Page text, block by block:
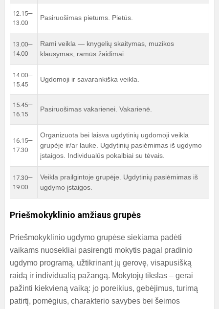
12.15—
13.00
Pasiruošimas pietums. Pietūs.
13.00—
14.00
Rami veikla — knygelių skaitymas, muzikos
klausymas, ramūs žaidimai.
14.00—
15.45
Ugdomoji ir savarankiška veikla.
15.45—
16.15
Pasiruošimas vakarienei. Vakarienė.
16.15—
17.30
Organizuota bei laisva ugdytinių ugdomoji veikla
grupėje ir/ar lauke. Ugdytinių pasiėmimas iš ugdymo
įstaigos. Individualūs pokalbiai su tėvais.
17.30—
19.00
Veikla prailgintoje grupėje. Ugdytinių pasiėmimas iš
ugdymo įstaigos.
Priešmokyklinio amžiaus grupės
Priešmokyklinio ugdymo grupėse siekiama padėti
vaikams nuosekliai pasirengti mokytis pagal pradinio
ugdymo programą, užtikrinant jų gerovę, visapusišką
raidą ir individualią pažangą. Mokytojų tikslas – gerai
pažinti kiekvieną vaiką: jo poreikius, gebėjimus, turimą
patirtį, pomėgius, charakterio savybes bei šeimos